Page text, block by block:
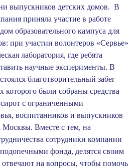
выпускников детских домов. В
приняла участие в работе
образовательного кампуса для
при участии волонтеров «Сервье»
лаборатория, где ребята
научные эксперименты. В
благотворительный забег
которого были собраны средства
с ограниченными
воспитанников и выпускников
Москвы. Вместе с тем, на
сотрудники компании
фонда, делятся своим
на вопросы, чтобы помочь